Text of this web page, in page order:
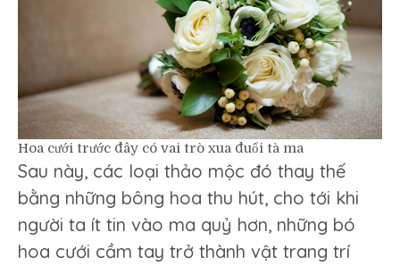
Hoa cưới trước đây có vai trò xua đuổi tà ma
Sau này, các loại thảo mộc đó thay thế
bằng những bông hoa thu hút, cho tới khi
người ta ít tin vào ma quỷ hơn, những bó
hoa cưới cầm tay trở thành vật trang trí